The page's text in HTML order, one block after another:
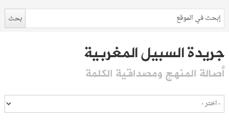
جريدة السبيل المغربية
أصالة المنهج ومصداقية الكلمة